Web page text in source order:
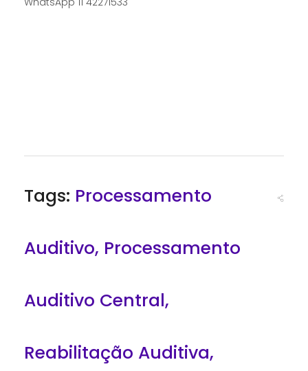
Tags: Processamento
Auditivo, Processamento
Auditivo Central,
Reabilitação Auditiva,